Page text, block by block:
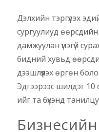
Дэлхийн тэргүүлэх
сургуулиуд
дамжуулан үнэгүй
бидний хувьд
дээшлүүлэх өргөн
Эдгээрээс шилдэг
ийг та бүхэнд